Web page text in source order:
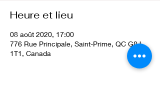
Heure et lieu
08 août 2020, 17:00
776 Rue Principale, Saint-Prime, QC G8J
1T1, Canada